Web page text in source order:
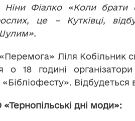
Ніни Фіалко «Коли
це – Кутківці,
Ліля Кобільник
18 годині
Відбудеться
дні моди»: